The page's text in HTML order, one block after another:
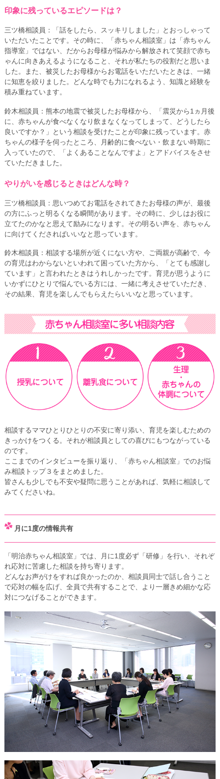
印象に残っているエピソードは？
三ツ橋相談員：「話をしたら、スッキリしました」とおっしゃって
いただいたことです。その時に、「赤ちゃん相談室」は「赤ちゃん
指導室」ではない、だからお母様が悩みから解放されて笑顔で赤ち
ゃんに向きあえるようになること、それが私たちの役割だと思いま
した。また、被災したお母様からお電話をいただいたときは、一緒
に知恵を絞りました。どんな時でも力になれるよう、知識と経験を
積み重ねています。
鈴木相談員：熊本の地震で被災したお母様から、「震災から1ヵ月後
に、赤ちゃんが食べなくなり飲まなくなってしまって、どうしたら
良いですか？」という相談を受けたことが印象に残っています。赤
ちゃんの様子を伺ったところ、月齢的に食べない・飲まない時期に
入っていたので、「よくあることなんですよ」とアドバイスをさせ
ていただきました。
やりがいを感じるときはどんな時？
三ツ橋相談員：思いつめてお電話をされてきたお母様の声が、最後
の方にふっと明るくなる瞬間があります。その時に、少しはお役に
立てたのかなと思えて励みになります。その明るい声を、赤ちゃん
に向けてくださればいいなと思っています。
鈴木相談員：相談する場所が近くにない方や、ご両親が高齢で、今
の育児はわからないといわれて困っていた方から、「とても感謝し
ています」と言われたときはうれしかったです。育児が思うように
いかずにひとりで悩んでいる方には、一緒に考えさせていただき、
その結果、育児を楽しんでもらえたらいいなと思っています。
相談するママひとりひとりの不安に寄り添い、育児を楽しむための
きっかけをつくる。それが相談員としての喜びにもつながっている
のです。
ここまでのインタビューを振り返り、「赤ちゃん相談室」でのお悩
み相談トップ３をまとめました。
皆さんも少しでも不安や疑問に思うことがあれば、気軽に相談して
みてくださいね。
月に1度の情報共有
「明治赤ちゃん相談室」では、月に1度必ず「研修」を行い、それぞ
れ応対に苦慮した相談を持ち寄ります。
どんなお声がけをすれば良かったのか、相談員同士で話し合うこと
で応対の幅を広げ、全員で共有することで、より一層きめ細かな応
対につなげることができます。